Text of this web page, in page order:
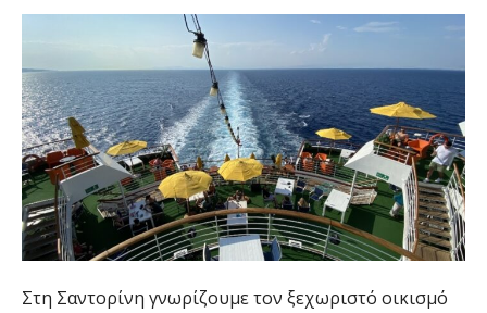
Στη Σαντορίνη γνωρίζουμε τον ξεχωριστό οικισμό